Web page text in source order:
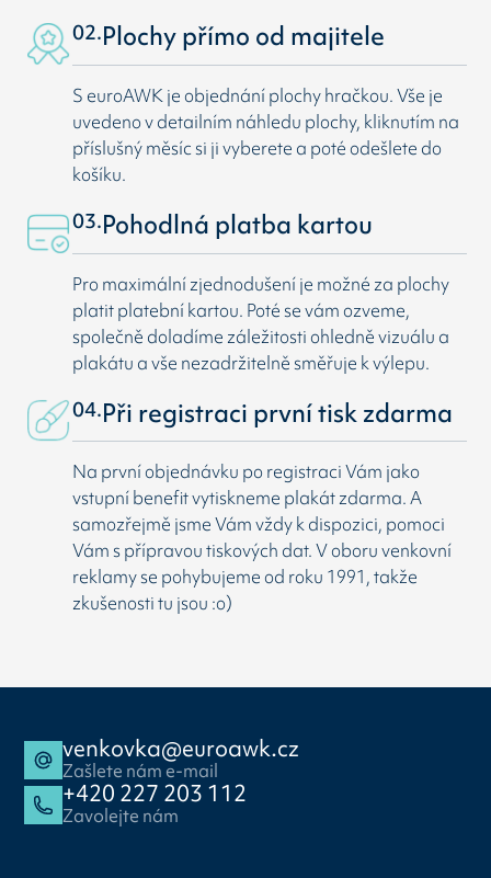
02.Plochy přímo od majitele
S euroAWK je objednání plochy hračkou. Vše je
uvedeno v detailním náhledu plochy, kliknutím na
příslušný měsíc si ji vyberete a poté odešlete do
košíku.
03.Pohodlná platba kartou
Pro maximální zjednodušení je možné za plochy
platit platební kartou. Poté se vám ozveme,
společně doladíme záležitosti ohledně vizuálu a
plakátu a vše nezadržitelně směřuje k výlepu.
04.Při registraci první tisk zdarma
Na první objednávku po registraci Vám jako
vstupní benefit vytiskneme plakát zdarma. A
samozřejmě jsme Vám vždy k dispozici, pomoci
Vám s přípravou tiskových dat. V oboru venkovní
reklamy se pohybujeme od roku 1991, takže
zkušenosti tu jsou :o)
venkovka@euroawk.cz
Zašlete nám e-mail
+420 227 203 112
Zavolejte nám